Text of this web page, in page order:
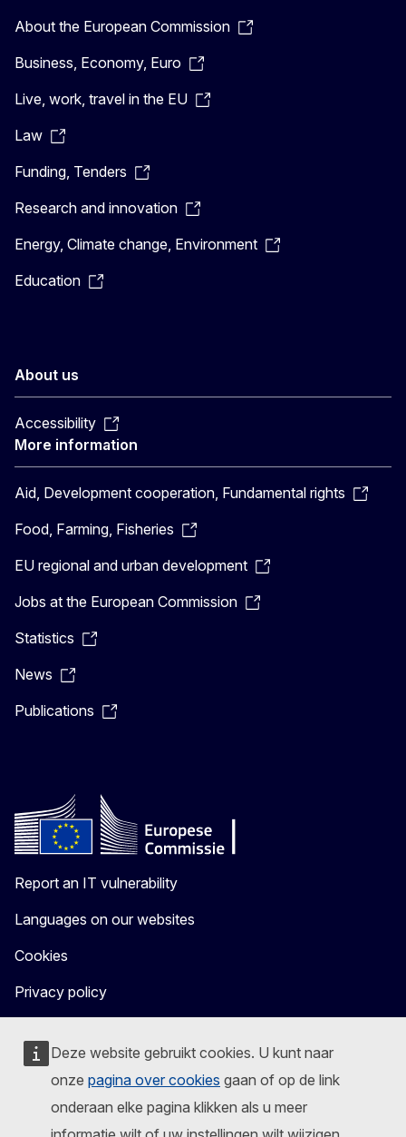
Deze website gebruikt cookies. U kunt naar
onze pagina over cookies gaan of op de link
onderaan elke pagina klikken als u meer
About the European Commission
Business, Economy, Euro
Live, work, travel in the EU
Law
Funding, Tenders
Research and innovation
Energy, Climate change, Environment
Education
About us
Accessibility
More information
Aid, Development cooperation, Fundamental rights
Food, Farming, Fisheries
EU regional and urban development
Jobs at the European Commission
Statistics
News
Publications
Report an IT vulnerability
Languages on our websites
Cookies
Privacy policy